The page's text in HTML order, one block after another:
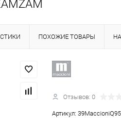
ПОХОЖИЕ ТОВАРЫ
Отзывов: 0
Артикул: